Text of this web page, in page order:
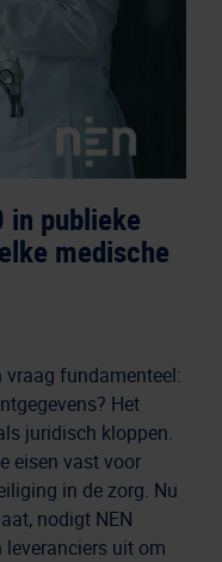
in publieke
medische
vraag fundamenteel:
Het
juridisch kloppen.
eisen vast voor
in de zorg. Nu
nodigt NEN
leveranciers uit om